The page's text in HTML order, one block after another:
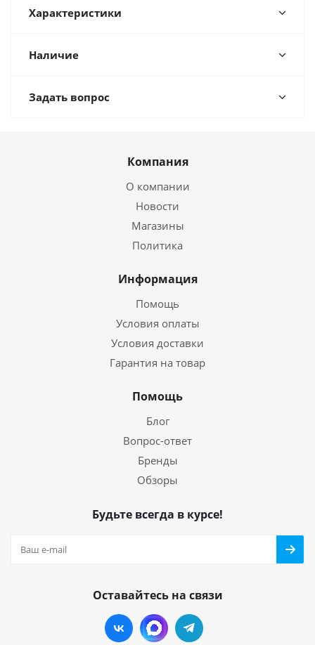
Характеристики
Наличие
Задать вопрос
Компания
О компании
Новости
Магазины
Политика
Информация
Помощь
Условия оплаты
Условия доставки
Гарантия на товар
Помощь
Блог
Вопрос-ответ
Бренды
Обзоры
Будьте всегда в курсе!
Оставайтесь на связи